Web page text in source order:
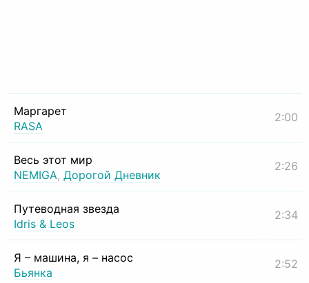
Маргарет
RASA
2:00
Весь этот мир
NEMIGA, Дорогой Дневник
2:26
Путеводная звезда
Idris & Leos
2:34
Я – машина, я – насос
Бьянка
2:52